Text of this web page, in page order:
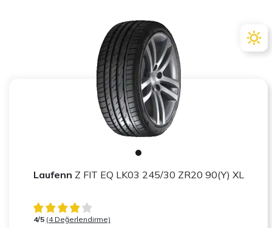
Laufenn Z FIT EQ LK03 245/30 ZR20 90(Y) XL
4/5 (4 Değerlendirme)